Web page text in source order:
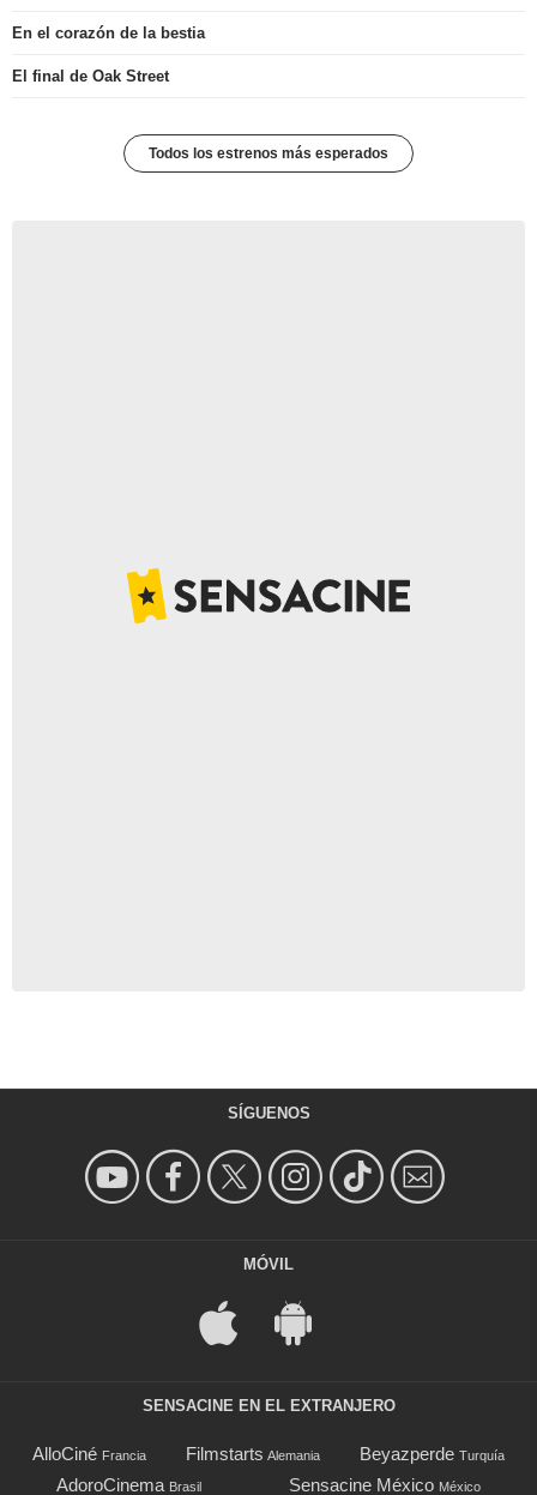
En el corazón de la bestia
El final de Oak Street
Todos los estrenos más esperados
SÍGUENOS
MÓVIL
SENSACINE EN EL EXTRANJERO
AlloCiné Francia Filmstarts Alemania Beyazperde Turquía
AdoroCinema Brasil Sensacine México México